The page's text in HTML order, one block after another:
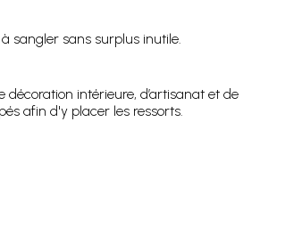
sangler sans surplus inutile.
intérieure, d’artisanat et de
afin d'y placer les ressorts.